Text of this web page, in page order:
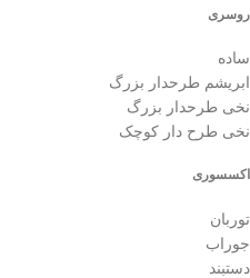
روسری
ساده
ابریشم طرحدار بزرگ
نخی طرحدار بزرگ
نخی طرح دار کوچک
اکسسوری
توربان
جوراب
دستبند